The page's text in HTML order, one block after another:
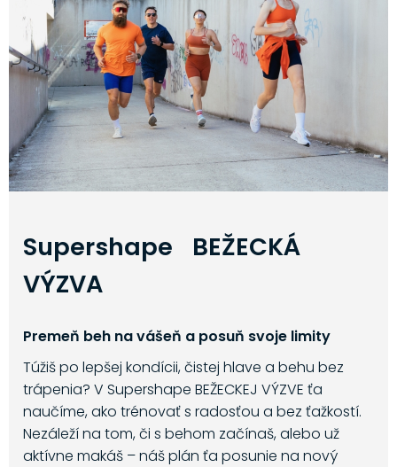
Supershape BEŽECKÁ
VÝZVA
Premeň beh na vášeň a posuň svoje limity
Túžiš po lepšej kondícii, čistej hlave a behu bez
trápenia? V Supershape BEŽECKEJ VÝZVE ťa
naučíme, ako trénovať s radosťou a bez ťažkostí.
Nezáleží na tom, či s behom začínaš, alebo už
aktívne makáš – náš plán ťa posunie na nový